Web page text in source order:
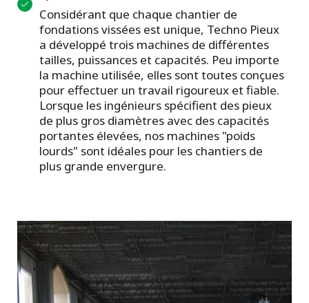
Considérant que chaque chantier de
fondations vissées est unique, Techno Pieux
a développé trois machines de différentes
tailles, puissances et capacités. Peu importe
la machine utilisée, elles sont toutes conçues
pour effectuer un travail rigoureux et fiable.
Lorsque les ingénieurs spécifient des pieux
de plus gros diamètres avec des capacités
portantes élevées, nos machines "poids
lourds" sont idéales pour les chantiers de
plus grande envergure.